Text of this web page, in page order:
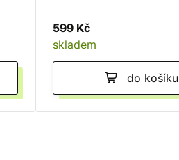
599 Kč
skladem
do košíku